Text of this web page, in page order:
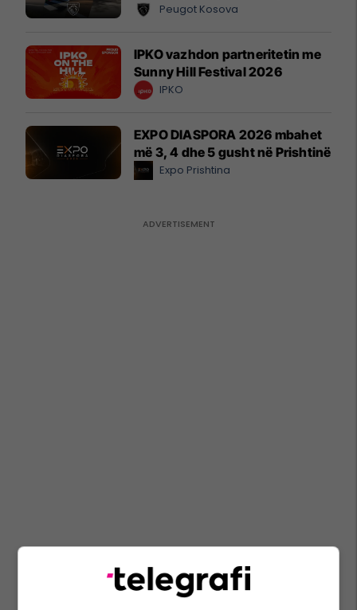
Peugot Kosova
IPKO vazhdon partneritetin me
Sunny Hill Festival 2026
IPKO
EXPO DIASPORA 2026 mbahet
më 3, 4 dhe 5 gusht në Prishtinë
Expo Prishtina